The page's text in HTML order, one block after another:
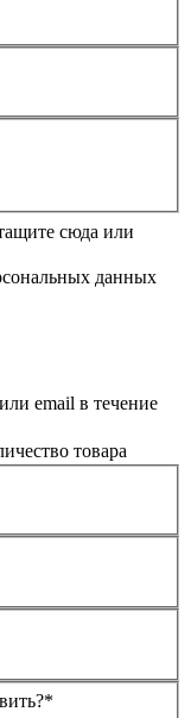
сюда или
данных
email в течение
товара